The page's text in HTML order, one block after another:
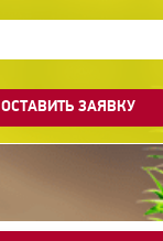
ОСТАВИТЬ ЗАЯВКУ